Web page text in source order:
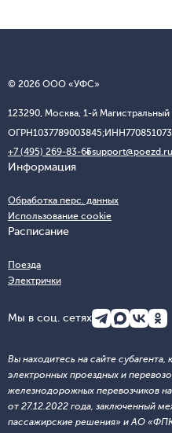
© 2026 ООО «УФС»
123290, Москва, 1-й
ОГРН1037789003845;ИНН
+7 (495) 269-83-65support@poezd.ru
Информация
Обработка перс. данных
Использование cookie
Расписание
Поезда
Электрички
Мы в соц. сетях
Вы находитесь на сайте
электронных проездных и
железнодорожных перевозчиков
от 27.12.2022 года,
пассажирские решения» и АО